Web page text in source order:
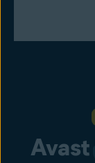
Avast